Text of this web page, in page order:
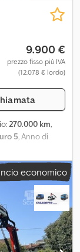
9.900 €
prezzo fisso più IVA
(12.078 € lordo)
270.000 km,
5, Anno di
5 PATENTE
ARIA
POSSIBILITÀ DI
economico